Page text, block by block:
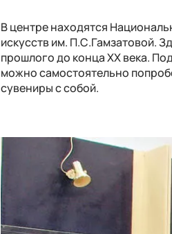
В центре находятся
искусств им. П.С.Гамзатовой.
прошлого до конца ХХ века.
можно самостоятельно
сувениры с собой.